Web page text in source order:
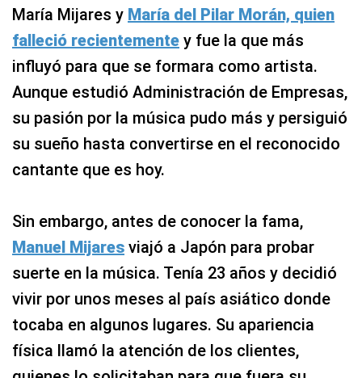
María Mijares y María del Pilar Morán, quien
falleció recientemente y fue la que más
influyó para que se formara como artista.
Aunque estudió Administración de Empresas,
su pasión por la música pudo más y persiguió
su sueño hasta convertirse en el reconocido
cantante que es hoy.
Sin embargo, antes de conocer la fama,
Manuel Mijares viajó a Japón para probar
suerte en la música. Tenía 23 años y decidió
vivir por unos meses al país asiático donde
tocaba en algunos lugares. Su apariencia
física llamó la atención de los clientes,